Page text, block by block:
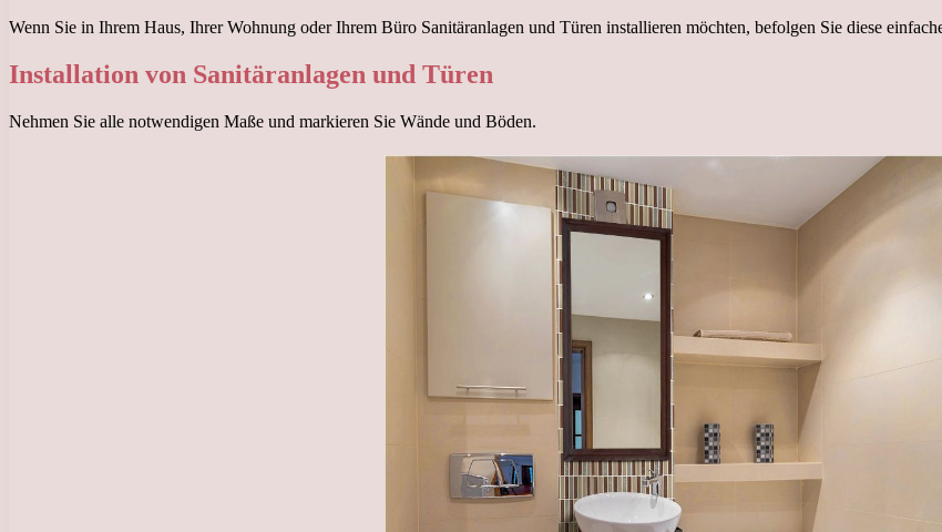
Wenn Sie in Ihrem Haus, Ihrer Wohnung oder Ihrem Büro Sanitäranlagen und Türen installieren möchten, befolgen Sie diese
Installation von Sanitäranlagen und Türen
Nehmen Sie alle notwendigen Maße und markieren Sie Wände und Böden.